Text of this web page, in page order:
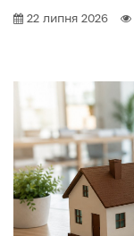
22 липня 2026